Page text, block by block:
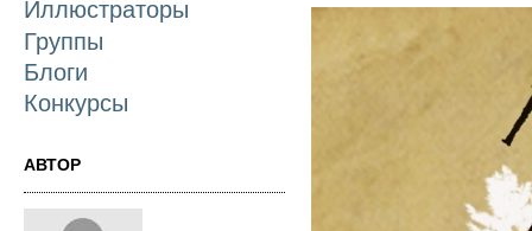
Иллюстраторы
Группы
Блоги
Конкурсы
АВТОР